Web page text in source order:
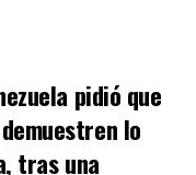
pidió que
lo
tras una